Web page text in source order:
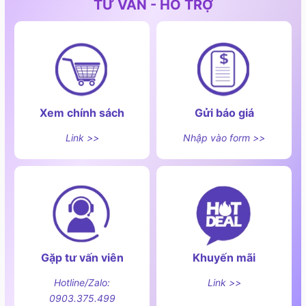
Máy rửa chén âm tủ Eurosun SMS58EU09BT đa chương
Rửa Trong 90 Phút (65 – 70°C):
Phù hợp với các
TƯ VẤN - HỖ TRỢ
Xem chính sách
Link >>
Gửi báo giá
Nhập vào form >>
Gặp tư vấn viên
Hotline/Zalo:
0903.375.499
Khuyến mãi
Link >>